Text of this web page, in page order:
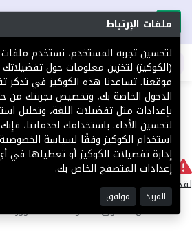
تحميل التطبيق
لا يوجد
لقد حدث خطأ داخلي أثناء معالجة طلبك.
©2025 كل الحقوق محفوظة منصة توور
ملفات الإرتباط
لتحسين تجربة المستخدم، نستخدم ملفات
(الكوكيز) لتخزين معلومات حول
موقعنا. تساعدنا هذه الكوكيز في تذكر
الدخول الخاصة بك، وتخصيص تجربتك من
بإعدادات مثل تفضيلات اللغة، وتحليل
لتحسين الأداء. باستخدامك لخدماتنا،
استخدام الكوكيز وفقًا لسياسة
إدارة تفضيلات الكوكيز أو تعطيلها
إعدادات المتصفح الخاص بك.
المزيد موافق